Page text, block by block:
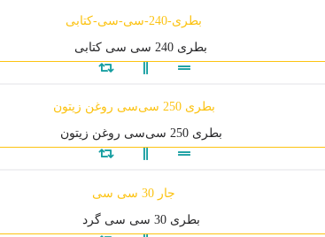
بطری 240 سی سی کتابی
بطری 250 سی‌سی روغن زیتون
بطری 30 سی سی گرد